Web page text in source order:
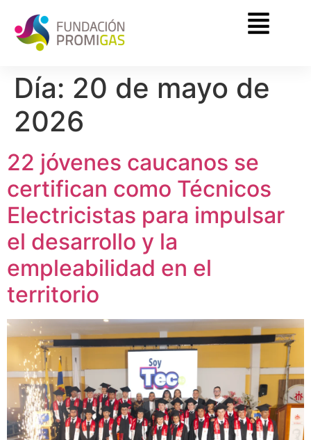
Día: 20 de mayo de
2026
22 jóvenes caucanos se
certifican como Técnicos
Electricistas para impulsar
el desarrollo y la
empleabilidad en el
territorio